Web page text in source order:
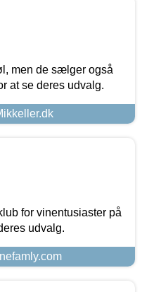
men de sælger også
at se deres udvalg.
for vinentusiaster på
udvalg.